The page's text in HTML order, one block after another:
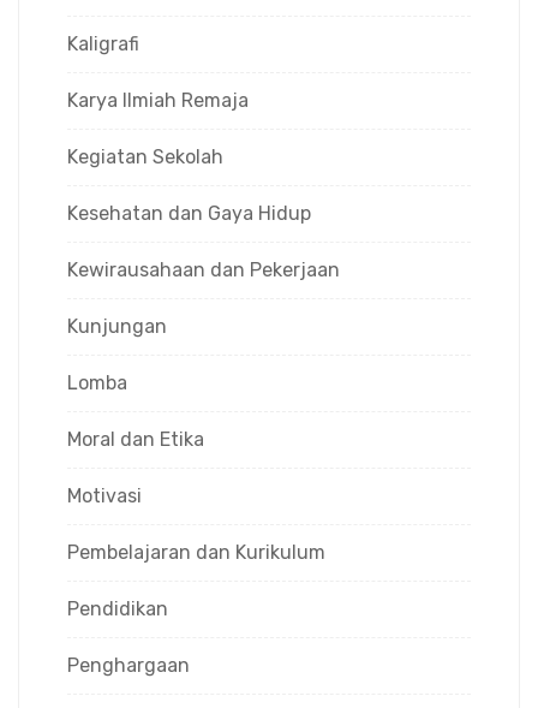
Kaligrafi
Karya Ilmiah Remaja
Kegiatan Sekolah
Kesehatan dan Gaya Hidup
Kewirausahaan dan Pekerjaan
Kunjungan
Lomba
Moral dan Etika
Motivasi
Pembelajaran dan Kurikulum
Pendidikan
Penghargaan